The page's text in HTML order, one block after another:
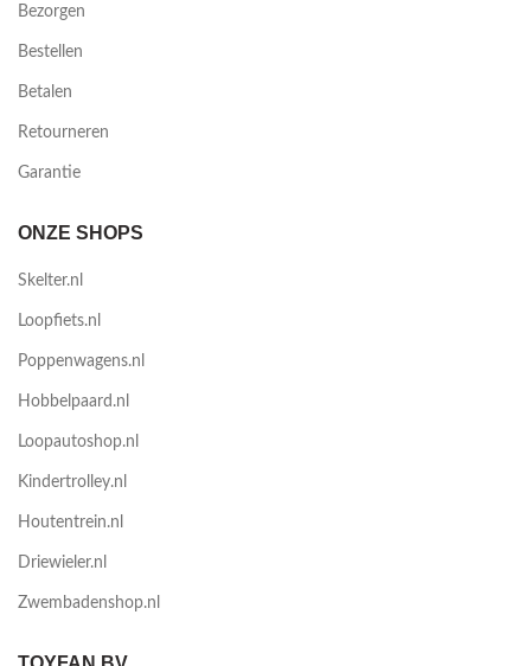
Bezorgen
Bestellen
Betalen
Retourneren
Garantie
ONZE SHOPS
Skelter.nl
Loopfiets.nl
Poppenwagens.nl
Hobbelpaard.nl
Loopautoshop.nl
Kindertrolley.nl
Houtentrein.nl
Driewieler.nl
Zwembadenshop.nl